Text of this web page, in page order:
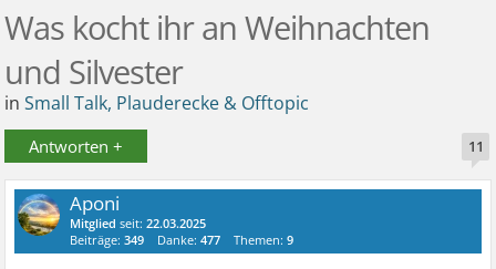
Was kocht ihr an Weihnachten
und Silvester
inSmall Talk, Plauderecke & Offtopic
Antworten + 11
Aponi
Mitglied seit:22.03.2025
Beiträge:349 Danke:477 Themen:9